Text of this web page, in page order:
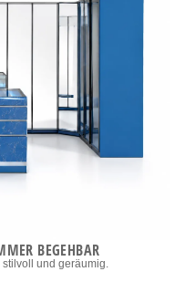
BEGEHBAR
und geräumig.